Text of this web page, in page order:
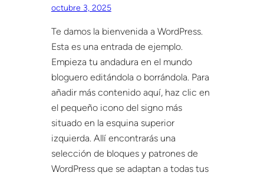
octubre 3, 2025
Te damos la bienvenida a WordPress.
Esta es una entrada de ejemplo.
Empieza tu andadura en el mundo
bloguero editándola o borrándola. Para
añadir más contenido aquí, haz clic en
el pequeño icono del signo más
situado en la esquina superior
izquierda. Allí encontrarás una
selección de bloques y patrones de
WordPress que se adaptan a todas tus